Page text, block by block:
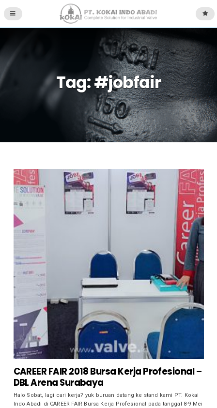
Tag:#jobfair
CAREER FAIR 2018 Bursa Kerja Profesional –
DBL Arena Surabaya
Halo Sobat, lagi cari kerja? yuk buruan datang ke stand kami PT. Kokai
Indo Abadi di CAREER FAIR Bursa Kerja Profesional pada tanggal 8-9 Mei